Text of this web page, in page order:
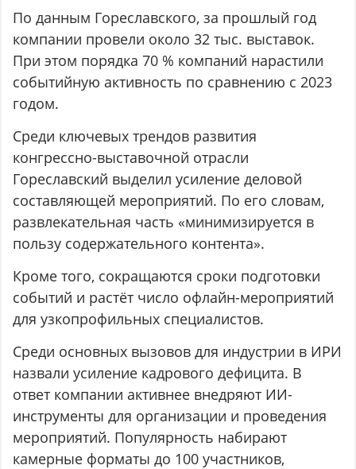
По данным Гореславского, за прошлый год
компании провели около 32 тыс. выставок.
При этом порядка 70 % компаний нарастили
событийную активность по сравнению с 2023
годом.
Среди ключевых трендов развития
конгрессно-выставочной отрасли
Гореславский выделил усиление деловой
составляющей мероприятий. По его словам,
развлекательная часть «минимизируется в
пользу содержательного контента».
Кроме того, сокращаются сроки подготовки
событий и растёт число офлайн-мероприятий
для узкопрофильных специалистов.
Среди основных вызовов для индустрии в ИРИ
назвали усиление кадрового дефицита. В
ответ компании активнее внедряют ИИ-
инструменты для организации и проведения
мероприятий. Популярность набирают
камерные форматы до 100 участников,